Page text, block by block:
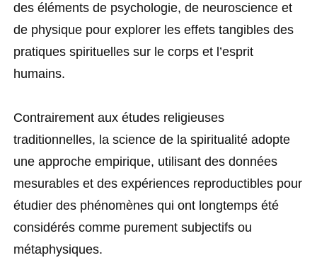
des éléments de psychologie, de neuroscience et
de physique pour explorer les effets tangibles des
pratiques spirituelles sur le corps et l’esprit
humains.
Contrairement aux études religieuses
traditionnelles, la science de la spiritualité adopte
une approche empirique, utilisant des données
mesurables et des expériences reproductibles pour
étudier des phénomènes qui ont longtemps été
considérés comme purement subjectifs ou
métaphysiques.